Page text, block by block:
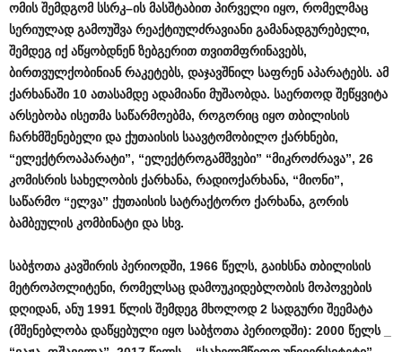
ომის შემდგომ სსრკ–ის მასშტაბით პირველი იყო, რომელმაც
სერიულად გამოუშვა რეაქტიულძრავიანი გამანადგურებელი,
შემდეგ იქ აწყობდნენ ზებგერით თვითმფრინავებს,
ბირთვულქობინიან რაკეტებს, დაჯავშნილ საფრენ აპარატებს. ამ
ქარხანაში 10 ათასამდე ადამიანი მუშაობდა. საერთოდ შეწყვიტა
არსებობა ისეთმა საწარმოებმა, როგორიც იყო თბილისის
ჩარხმშენებელი და ქუთაისის საავტომობილო ქარხნები,
“ელექტროაპარატი”, “ელექტროგამშვები” “მიკროძრავა”, 26
კომისრის სახელობის ქარხანა, რადიოქარხანა, “მიონი”,
საწარმო “ელვა” ქუთაისის სატრაქტორო ქარხანა, გორის
ბამბეულის კომბინატი და სხვ.
საბჭოთა კავშირის პერიოდში, 1966 წელს, გაიხსნა თბილისის
მეტროპოლიტენი, რომელსაც დამოუკიდებლობის მოპოვების
დღიდან, ანუ 1991 წლის შემდეგ მხოლოდ2 სადგური შეემატა
(მშენებლობა დაწყებული იყო საბჭოთა პერიოდში): 2000 წელს_